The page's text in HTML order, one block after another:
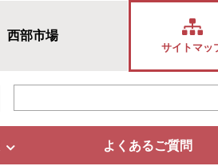
西部市場
サイトマッ
よくあるご質問